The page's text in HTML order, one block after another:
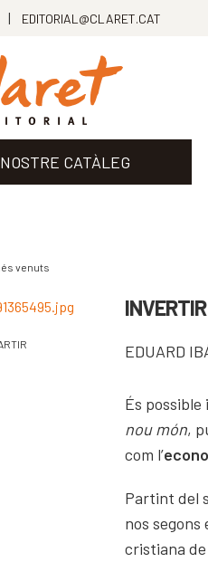
| EDITORIAL@CLARET.CAT
CATÀLEG
venuts
EDUARD
És
nou món,
com l’
Partint del
nos
cristiana